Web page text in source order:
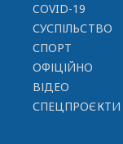
COVID-19
СУСПІЛЬСТВО
СПОРТ
ОФІЦІЙНО
ВІДЕО
СПЕЦПРОЄКТИ